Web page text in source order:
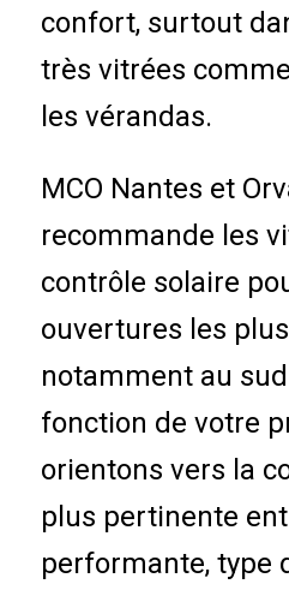
confort, surtout
très vitrées
les vérandas.
MCO Nantes et
recommande les
contrôle solaire
ouvertures les
notamment au sud
fonction de votre
orientons vers la
plus pertinente
performante, type